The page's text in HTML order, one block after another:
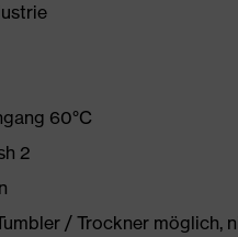
60°C
2
/ Trockner möglich,